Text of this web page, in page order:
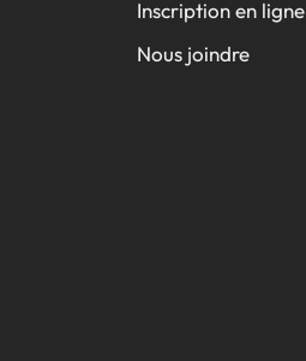
Inscription en ligne
Nous joindre